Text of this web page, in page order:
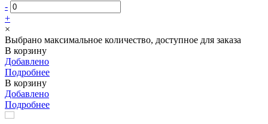
-
+
×
Выбрано максимальное количество, доступное для заказа
В корзину
Добавлено
Подробнее
В корзину
Добавлено
Подробнее